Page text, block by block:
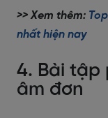
>> Xem thêm:
nhất hiện nay
4. Bài tập
âm đơn